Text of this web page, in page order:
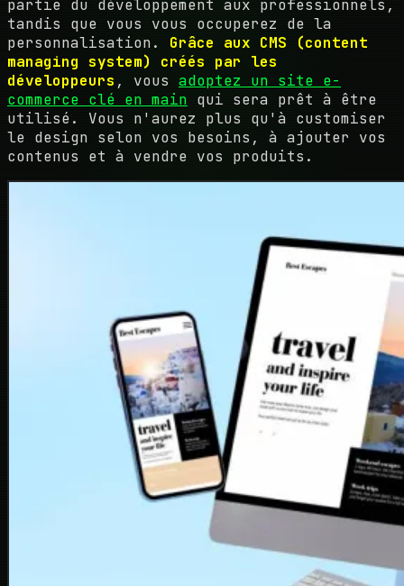
partie du développement aux professionnels,
tandis que vous vous occuperez de la
personnalisation. Grâce aux CMS (content
managing system) créés par les
développeurs , vous adoptez un site e-
commerce clé en main qui sera prêt à être
utilisé. Vous n'aurez plus qu'à customiser
le design selon vos besoins, à ajouter vos
contenus et à vendre vos produits.